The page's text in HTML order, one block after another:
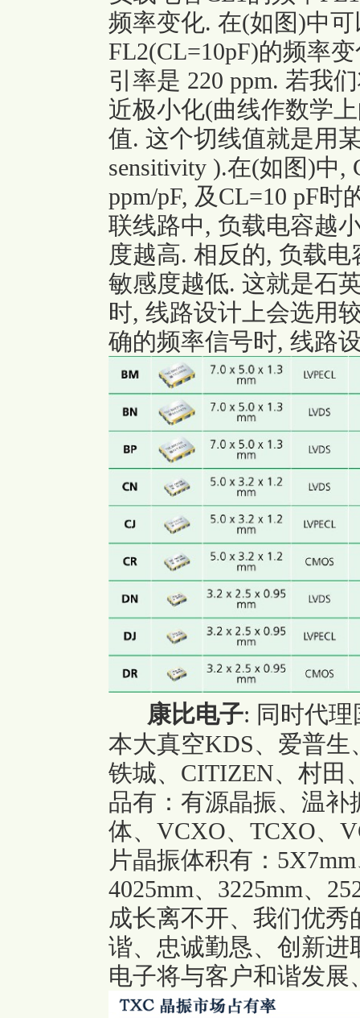
频率变化. 在(如图)中
FL2(CL=10pF)的频率
引率是 220 ppm. 若我
近极小化(曲线作数学
值. 这个切线值就是用
sensitivity ).在(如图)中,
ppm/pF, 及CL=10 pF时
联线路中, 负载电容越
度越高. 相反的, 负载
敏感度越低. 这就是石
时, 线路设计上会选用
确的频率信号时, 线路
康比电子: 同时代
本大真空KDS、爱普生
铁城、CITIZEN、村田
品有：有源晶振、温
体、VCXO、TCXO、
片晶振体积有：
4025mm、3225mm、
成长离不开、我们优
谐、忠诚勤恳、创新
电子将与客户和谐发